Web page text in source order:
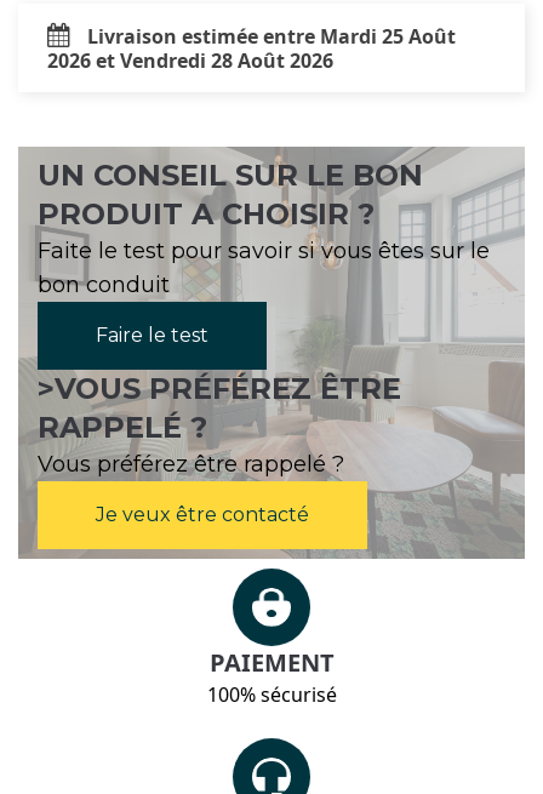
Livraison estimée entre Mardi 25 Août
2026 et Vendredi 28 Août 2026